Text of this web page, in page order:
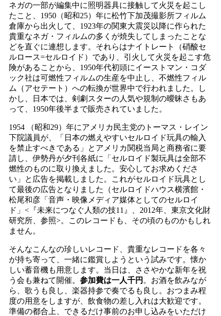
ネガの一部が編集中に照明器具に接触して火災を起こし
たこと、1950（昭和25）年に松竹下加茂撮影所フィルム
倉庫から出火して、1923年の関東大震災以降に作られた
貴重なネガ・フィルムの多くが焼失してしまったことな
どを直ぐに連想します。それらはナイトレート（硝酸セ
ルロース=セルロイド）であり、引火して火災を起こす危
険があることから、1950年代初頭にイーストマン・コダ
ック社は可燃性フィルムの生産を中止し、不燃性フィル
ム（アセテート）への転換が世界中で行われました。し
かし、日本では、剣劇スターの人気や規制の曖昧さもあ
って、1950年後半まで販売されていました。
1954 （昭和29）年にアメリカ民主党のトーマス・レイン
下院議員が、「日本の燃えやすいセルロイド玩具の輸入
を禁止すべきである」とアメリカ関税当局と商務省に要
請し、伊勢丹が夕刊各紙に「セルロイド製玩具は全部不
燃性のものに取り換えました。安心してお求めくださ
い」と広告を掲載しました。これがセルロイド玩具とし
て最後の広告となりました（セルロイドハウス横濱館・
松尾和彦「音声・映像メディア媒体としてのセルロイ
ド」<『未来につなぐ人類の技11』、2012年、東京文化財
研究所、参照>。このレコードも、その頃のものかもしれ
ません。
そんなこんなの珍しいレコード、貴重なレコードを各々
が持ち寄って、一緒に鑑賞しようという試みです。懐か
しい蓄音機も用意します。当日は、ささやかな新年を祝
う会も兼ねて開催。 参加費は一人千円 。お酒を飲みなが
ら、歌うも良し、楽器持参で奏でるも良し。おつまみ程
度の用意をしますが、飲食物の差し入れは大歓迎です。
準備の都合上、できるだけ事前のお申し込みをいただけ